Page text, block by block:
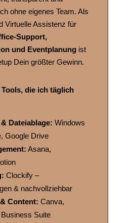
ohne eigenes Team. Als
Virtuelle Assistenz für
Support,
und Eventplanung ist
Dein größter Gewinn.
die ich täglich
Dateiablage: Windows
Google Drive
Asana,
Clockify –
& nachvollziehbar
Content: Canva,
Suite